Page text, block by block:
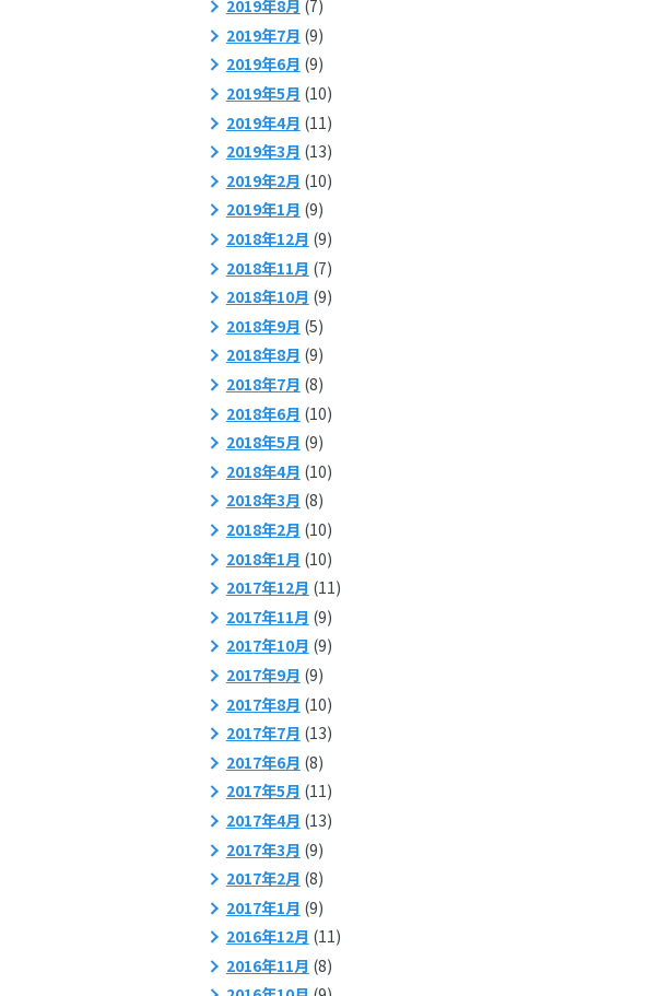
2019年8月 (7)
2019年7月 (9)
2019年6月 (9)
2019年5月 (10)
2019年4月 (11)
2019年3月 (13)
2019年2月 (10)
2019年1月 (9)
2018年12月 (9)
2018年11月 (7)
2018年10月 (9)
2018年9月 (5)
2018年8月 (9)
2018年7月 (8)
2018年6月 (10)
2018年5月 (9)
2018年4月 (10)
2018年3月 (8)
2018年2月 (10)
2018年1月 (10)
2017年12月 (11)
2017年11月 (9)
2017年10月 (9)
2017年9月 (9)
2017年8月 (10)
2017年7月 (13)
2017年6月 (8)
2017年5月 (11)
2017年4月 (13)
2017年3月 (9)
2017年2月 (8)
2017年1月 (9)
2016年12月 (11)
2016年11月 (8)